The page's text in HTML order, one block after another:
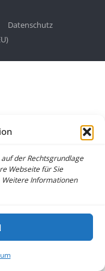
der Rechtsgrundlage
Webseite für Sie
Weitere Informationen
Datenschutz